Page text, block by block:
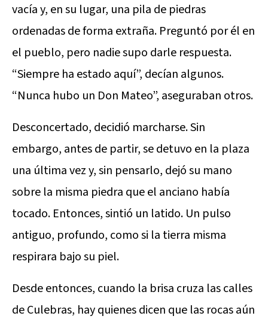
vacía y, en su lugar, una pila de piedras
ordenadas de forma extraña. Preguntó por él en
el pueblo, pero nadie supo darle respuesta.
“Siempre ha estado aquí”, decían algunos.
“Nunca hubo un Don Mateo”, aseguraban otros.
Desconcertado, decidió marcharse. Sin
embargo, antes de partir, se detuvo en la plaza
una última vez y, sin pensarlo, dejó su mano
sobre la misma piedra que el anciano había
tocado. Entonces, sintió un latido. Un pulso
antiguo, profundo, como si la tierra misma
respirara bajo su piel.
Desde entonces, cuando la brisa cruza las calles
de Culebras, hay quienes dicen que las rocas aún